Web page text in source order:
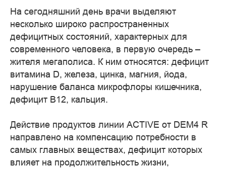
На сегодняшний день врачи выделяют
несколько широко распространенных
дефицитных состояний, характерных для
современного человека, в первую очередь –
жителя мегаполиса. К ним относятся: дефицит
витамина D, железа, цинка, магния, йода,
нарушение баланса микрофлоры кишечника,
дефицит В12, кальция.
Действие продуктов линии ACTIVE от DEM4 R
направлено на компенсацию потребности в
самых главных веществах, дефицит которых
влияет на продолжительность жизни,